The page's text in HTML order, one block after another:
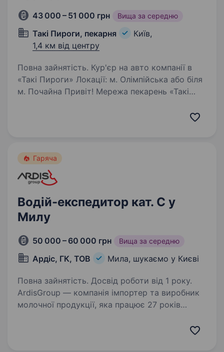
43 000 – 51 000 грн Вища за середню
Такі Пироги, пекарня
Київ,
1,4 км від центру
Повна зайнятість. Кур'єр на авто компанії в
«Такі Пироги» Локації: м. Олімпійська або біля
м. Почайна Привіт! Мережа пекарень «Такі
а команда людей, які люблять свою справу!
Гаряча
Водій-експедитор кат. С у
Милу
50 000 – 60 000 грн Вища за середню
Ардіс, ГК, ТОВ Мила, шукаємо у Києві
Повна зайнятість. Досвід роботи від 1 року.
ArdisGroup — компанія імпортер та виробник
молочної продукції, яка працює 27 років